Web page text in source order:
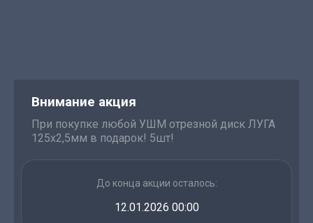
Внимание акция
При покупке любой УШМ отрезной диск ЛУГА
125х2,5мм в подарок! 5шт!
До конца акции осталось:
12.01.2026 00:00